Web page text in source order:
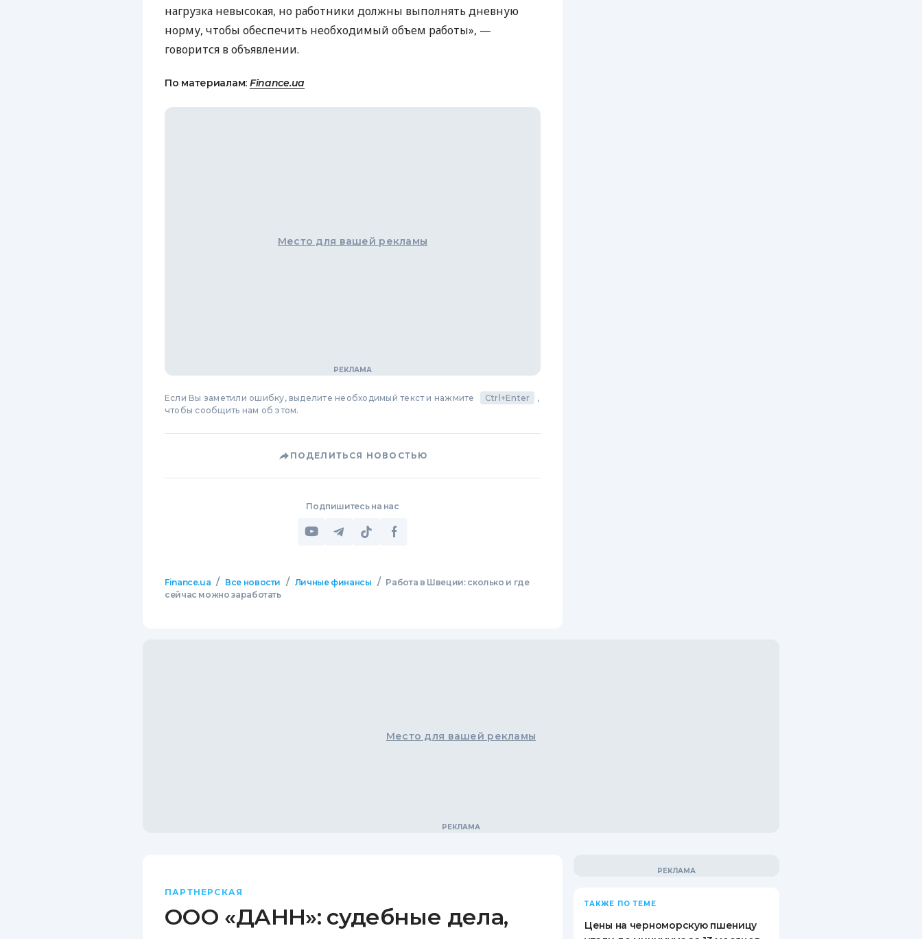
нагрузка невысокая, но работники должны выполнять дневную
норму, чтобы обеспечить необходимый объем работы», —
говорится в объявлении.
По материалам: Finance.ua
Место для вашей рекламы
Если Вы заметили ошибку, выделите необходимый текст и нажмите Ctrl+Enter
,
чтобы сообщить нам об этом.
ПОДЕЛИТЬСЯ НОВОСТЬЮ
Подпишитесь на нас
Finance.ua / Все новости / Личные финансы / Работа в Швеции: сколько и где
сейчас можно заработать
Место для вашей рекламы
ПАРТНЕРСКАЯ
ООО «ДАНН»: судебные дела,
ТАКЖЕ ПО ТЕМЕ
Цены на черноморскую пшеницу